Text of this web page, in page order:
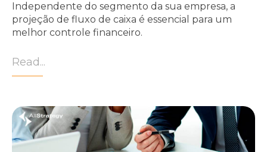
Independente do segmento da sua empresa, a
projeção de fluxo de caixa é essencial para um
melhor controle financeiro.
Read...